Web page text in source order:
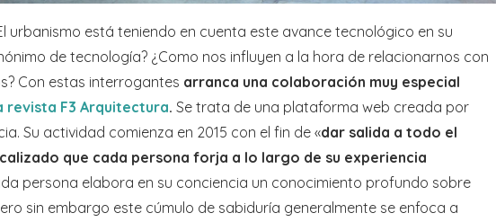
urbanismo está teniendo en cuenta este avance tecnológico en su
de tecnología? ¿Como nos influyen a la hora de relacionarnos con
Con estas interrogantes arranca una colaboración muy especial
revista F3 Arquitectura. Se trata de una plataforma web creada por
Su actividad comienza en 2015 con el fin de «dar salida a todo el
que cada persona forja a lo largo de su experiencia
persona elabora en su conciencia un conocimiento profundo sobre
sin embargo este cúmulo de sabiduría generalmente se enfoca a